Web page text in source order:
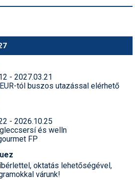
- 2027.03.21
tól buszos utazással elérhető
- 2026.10.25
és welln
FP
oktatás lehetőségével,
várunk!